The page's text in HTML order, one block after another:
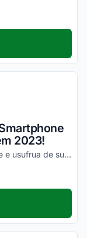
2023!
Aproveite todo o poder desse smartphone e usufrua de suas vantagens por valores a partir de R$1500!